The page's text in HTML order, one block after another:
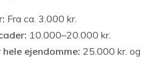
Fra ca. 3.000 kr.
10.000–20.000 kr.
ejendomme: 25.000 kr. og